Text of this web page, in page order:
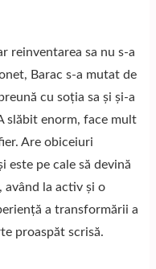
reinventarea sa nu s-a
, Barac s-a mutat de
cu soția sa și și-a
slăbit enorm, face mult
Are obiceiuri
este pe cale să devină
la activ și o
a transformării a
proaspăt scrisă.